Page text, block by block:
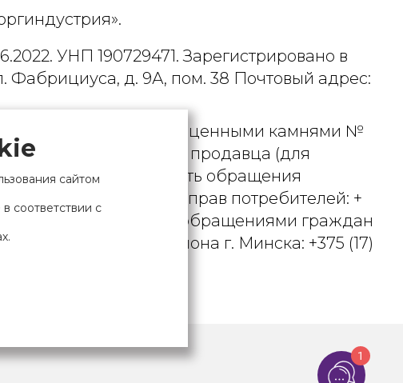
УНП 190729471. Зарегистрировано в
Фабрициуса, д. 9А, пом. 38 Почтовый адрес:
металлами и драгоценными камнями №
телефона продавца (для
рассматривать обращения
о защите прав потребителей: +
по работе с обращениями граждан
Московского района г. Минска: +375 (17)
ДАННЫХ
сайтом
соответствии с
1